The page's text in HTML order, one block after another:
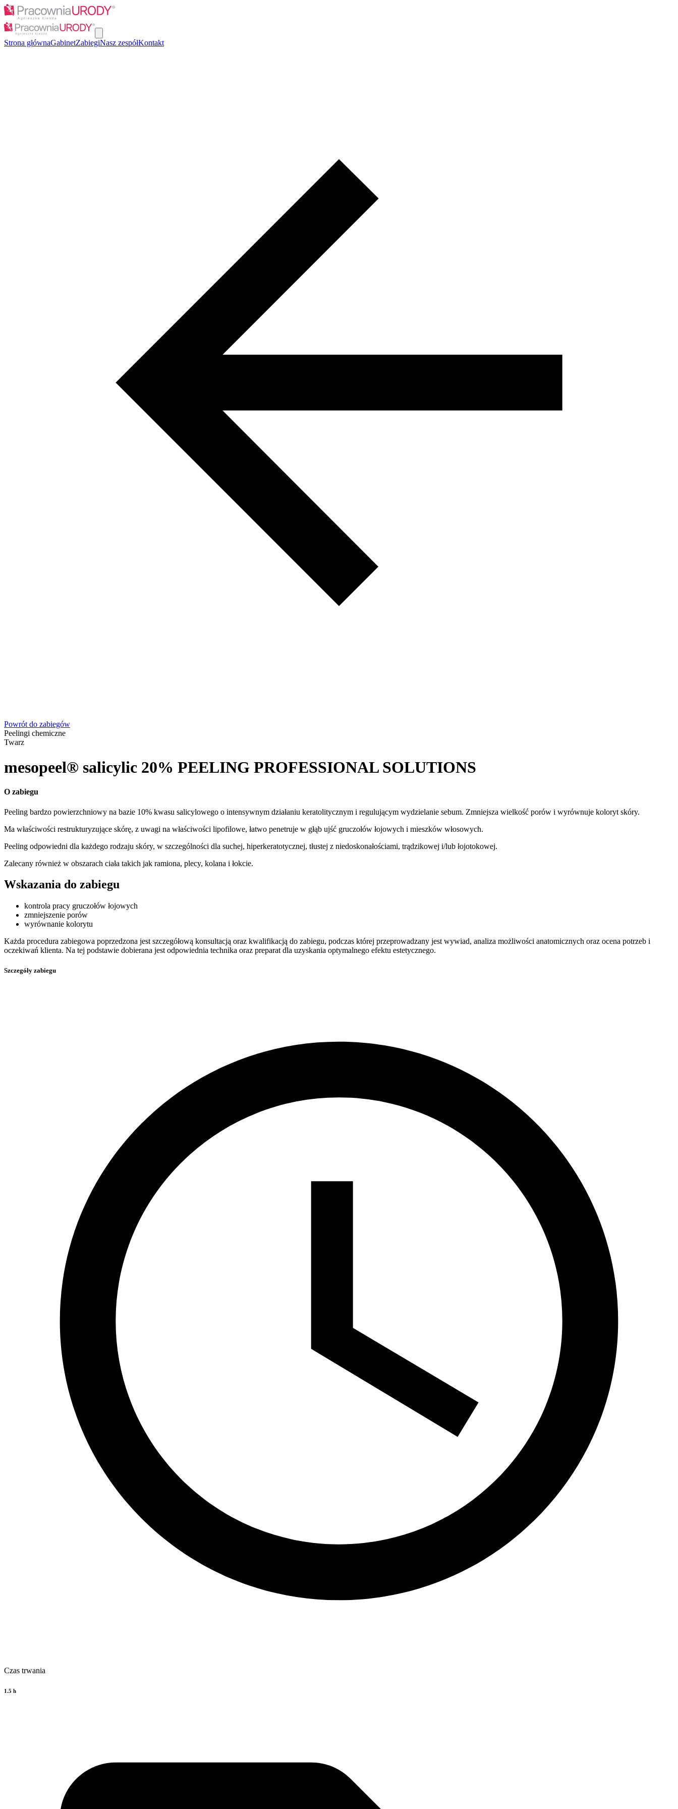
Strona głównaGabinetZabiegiNasz zespółKontakt
Powrót do zabiegów
Peelingi chemiczne
Twarz
mesopeel® salicylic 20% PEELING PROFESSIONAL SOLUTIONS
O zabiegu
Peeling bardzo powierzchniowy na bazie 10% kwasu salicylowego o intensywnym działaniu keratolitycznym i regulującym wydzielanie sebum. Zmniejsza wielkość porów i wyrównuje koloryt skóry.
Ma właściwości restrukturyzujące skórę, z uwagi na właściwości lipofilowe, łatwo penetruje w głąb ujść gruczołów łojowych i mieszków włosowych.
Peeling odpowiedni dla każdego rodzaju skóry, w szczególności dla suchej, hiperkeratotycznej, tłustej z niedoskonałościami, trądzikowej i/lub łojotokowej.
Zalecany również w obszarach ciała takich jak ramiona, plecy, kolana i łokcie.
Wskazania do zabiegu
kontrola pracy gruczołów łojowych
zmniejszenie porów
wyrównanie kolorytu
Każda procedura zabiegowa poprzedzona jest szczegółową konsultacją oraz kwalifikacją do zabiegu, podczas której przeprowadzany jest wywiad, analiza możliwości anatomicznych oraz ocena potrzeb i
oczekiwań klienta. Na tej podstawie dobierana jest odpowiednia technika oraz preparat dla uzyskania optymalnego efektu estetycznego.
Szczegóły zabiegu
Czas trwania
1.5 h